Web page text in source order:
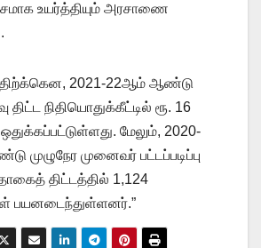
உயர்த்தியும் அரசாணை
2021-22ஆம் ஆண்டு
திட்ட நிதியொதுக்கீட்டில் ரூ. 16
ஒதுக்கப்பட்டுள்ளது. மேலும், 2020-
முழுநேர முனைவர் பட்டப்படிப்பு
திட்டத்தில் 1,124
பயனடைந்துள்ளனர்.”